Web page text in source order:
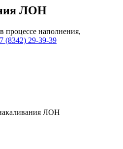
ЛОН
процессе наполнения,
(8342) 29-39-39